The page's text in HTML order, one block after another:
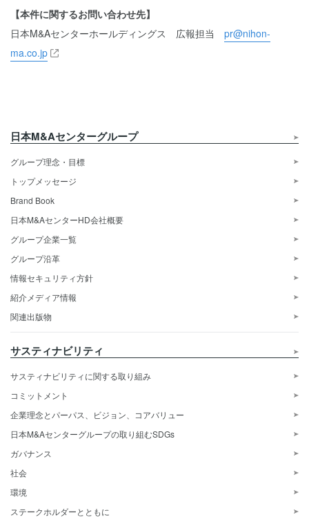
【本件に関するお問い合わせ先】
日本M&Aセンターホールディングス 広報担当 pr@nihon-
ma.co.jp
日本M&Aセンターグループ
グループ理念・目標
トップメッセージ
Brand Book
日本M&AセンターHD会社概要
グループ企業一覧
グループ沿革
情報セキュリティ方針
紹介メディア情報
関連出版物
サスティナビリティ
サスティナビリティに関する取り組み
コミットメント
企業理念とパーパス、ビジョン、コアバリュー
日本M&Aセンターグループの取り組むSDGs
ガバナンス
社会
環境
ステークホルダーとともに